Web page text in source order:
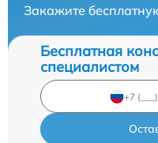
Закажите
Бесплатная
специалистом